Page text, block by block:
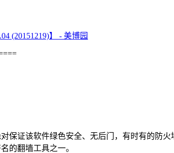
(20151219)】 - 美博园
保证该软件绿色安全、无后门，有时有的防
的翻墙工具之一。